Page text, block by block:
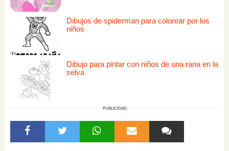
Dibujos de spiderman para colorear por los
niños
Dibujo para pintar con niños de una rana en la
selva
PUBLICIDAD